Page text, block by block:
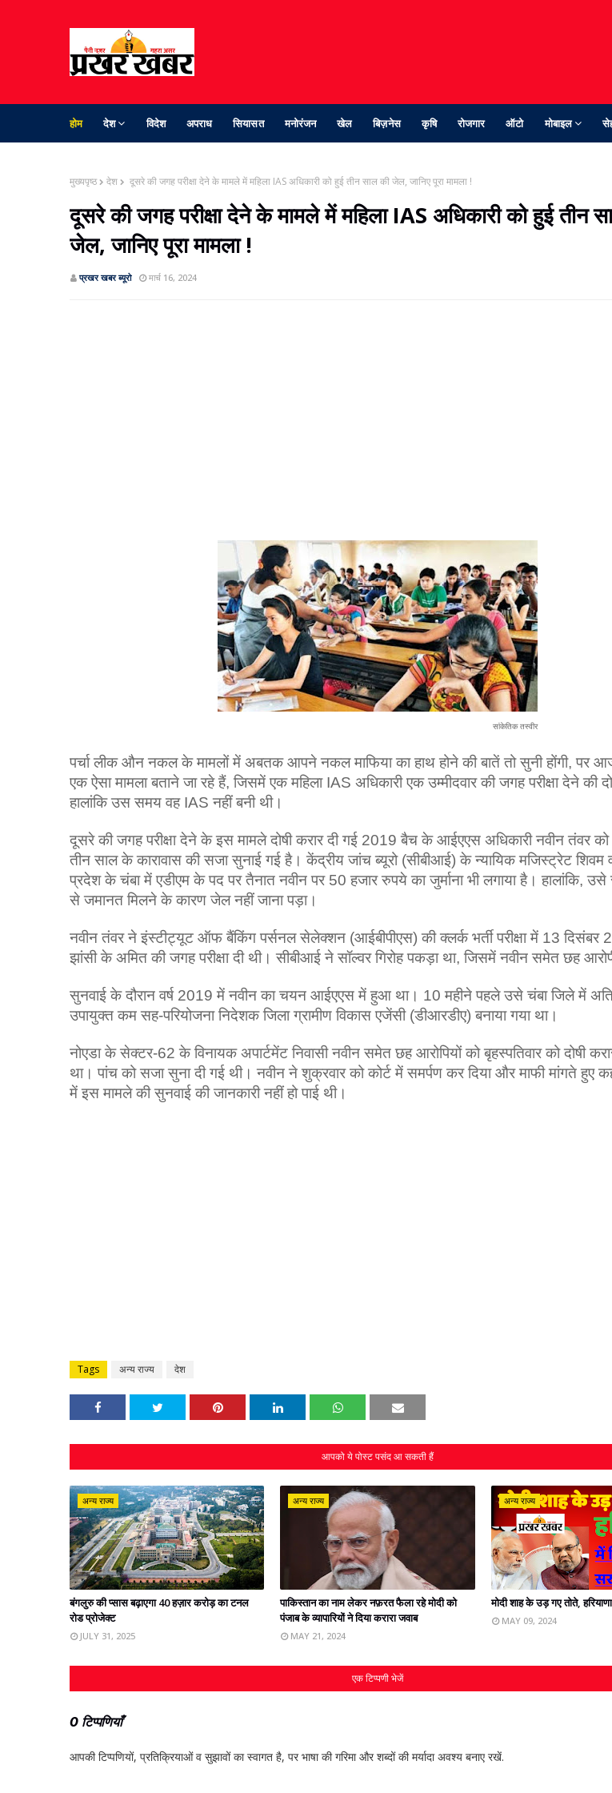
होम देश विदेश अपराध सियासत मनोरंजन खेल बिज़नेस कृषि रोजगार ऑटो मोबाइल
मुख्यपृष्ठ देश दूसरे की जगह परीक्षा देने के मामले में महिला IAS अधिकारी को हुई तीन साल की जेल, जानिए पूरा मामला !
दूसरे की जगह परीक्षा देने के मामले में महिला IAS अधिकारी को हुई तीन
जेल, जानिए पूरा मामला !
प्रखर खबर ब्‍यूरो मार्च 16, 2024
सांकेतिक तस्‍वीर
पर्चा लीक औन नकल के मामलों में अबतक आपने नकल माफिया का हाथ होने की बातें तो सुनी होंगी, पर
एक ऐसा मामला बताने जा रहे हैं, जिसमें एक महिला IAS अधिकारी एक उम्‍मीदवार की जगह परीक्षा देने की
हालांकि उस समय वह IAS नहीं बनी थी।
दूसरे की जगह परीक्षा देने के इस मामले दोषी करार दी गई 2019 बैच के आईएएस अधिकारी नवीन तंवर
तीन साल के कारावास की सजा सुनाई गई है। केंद्रीय जांच ब्यूरो (सीबीआई) के न्यायिक मजिस्ट्रेट शिवम
प्रदेश के चंबा में एडीएम के पद पर तैनात नवीन पर 50 हजार रुपये का जुर्माना भी लगाया है। हालांकि, उसे
से जमानत मिलने के कारण जेल नहीं जाना पड़ा।
नवीन तंवर ने इंस्टीट्यूट ऑफ बैंकिंग पर्सनल सेलेक्शन (आईबीपीएस) की क्लर्क भर्ती परीक्षा में 13 दिसंबर
झांसी के अमित की जगह परीक्षा दी थी। सीबीआई ने सॉल्वर गिरोह पकड़ा था, जिसमें नवीन समेत छह
सुनवाई के दौरान वर्ष 2019 में नवीन का चयन आईएएस में हुआ था। 10 महीने पहले उसे चंबा जिले में
उपायुक्त कम सह-परियोजना निदेशक जिला ग्रामीण विकास एजेंसी (डीआरडीए) बनाया गया था।
नोएडा के सेक्टर-62 के विनायक अपार्टमेंट निवासी नवीन समेत छह आरोपियों को बृहस्पतिवार को दोषी
था। पांच को सजा सुना दी गई थी। नवीन ने शुक्रवार को कोर्ट में समर्पण कर दिया और माफी मांगते हुए
में इस मामले की सुनवाई की जानकारी नहीं हो पाई थी।
Tags अन्य राज्य देश
आपको ये पोस्ट पसंद आ सकती हैं
अन्य राज्य
बंगलुरु की प्‍सास बढ़ाएगा 40 हज़ार करोड़ का टनल
रोड प्रोजेक्‍ट
JULY 31, 2025
अन्य राज्य
पाकिस्‍तान का नाम लेकर नफ़रत फैला रहे मोदी को
पंजाब के व्यापारियों ने दिया करारा जवाब
MAY 21, 2024
अन्य राज्य
मोदी शाह के उड़ गए तोते,
MAY 09, 2024
एक टिप्पणी भेजें
0 टिप्पणियाँ
आपकी टिप्‍पणियों, प्रतिक्रियाओं व सुझावों का स्‍वागत है, पर भाषा की गरिमा और शब्‍दों की मर्यादा अवश्‍य बनाए रखें.